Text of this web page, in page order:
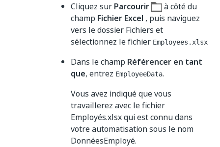
Cliquez sur Parcourir
à côté du
champ Fichier Excel , puis naviguez
vers le dossier Fichiers et
sélectionnez le fichier Employees.xlsx
Dans le champ Référencer en tant
que, entrez EmployeeData.
Vous avez indiqué que vous
travaillerez avec le fichier
Employés.xlsx qui est connu dans
votre automatisation sous le nom
DonnéesEmployé.